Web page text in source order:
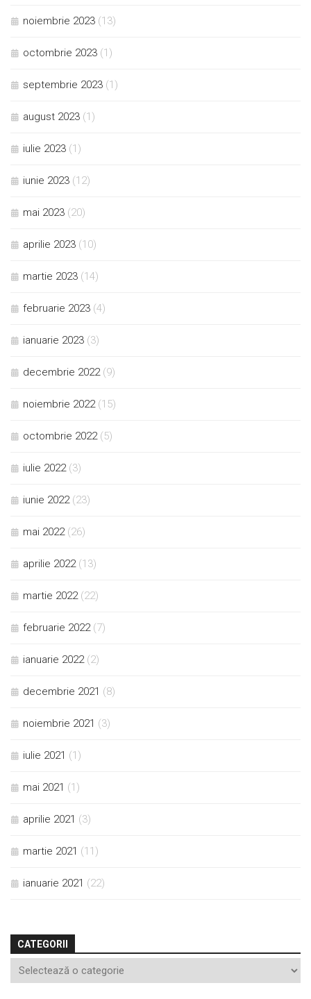
noiembrie 2023 (13)
octombrie 2023 (1)
septembrie 2023 (1)
august 2023 (1)
iulie 2023 (1)
iunie 2023 (12)
mai 2023 (20)
aprilie 2023 (10)
martie 2023 (14)
februarie 2023 (4)
ianuarie 2023 (3)
decembrie 2022 (9)
noiembrie 2022 (15)
octombrie 2022 (5)
iulie 2022 (3)
iunie 2022 (23)
mai 2022 (26)
aprilie 2022 (13)
martie 2022 (22)
februarie 2022 (7)
ianuarie 2022 (2)
decembrie 2021 (8)
noiembrie 2021 (3)
iulie 2021 (1)
mai 2021 (1)
aprilie 2021 (3)
martie 2021 (11)
ianuarie 2021 (22)
CATEGORII